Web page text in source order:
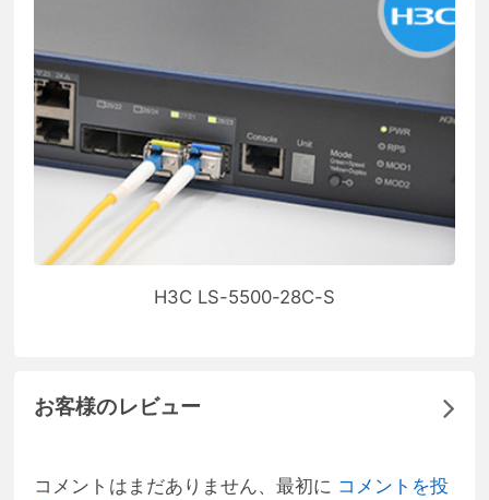
H3C LS-5500-28C-S
お客様のレビュー
コメントはまだありません、最初に コメントを投